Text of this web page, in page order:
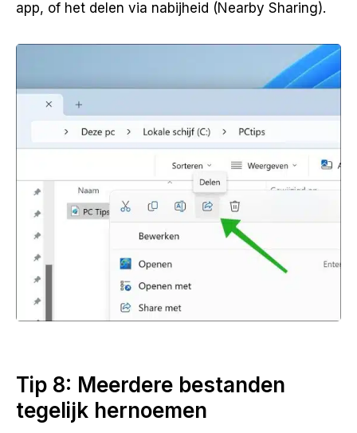
app, of het delen via nabijheid (Nearby Sharing).
Tip 8: Meerdere bestanden
tegelijk hernoemen